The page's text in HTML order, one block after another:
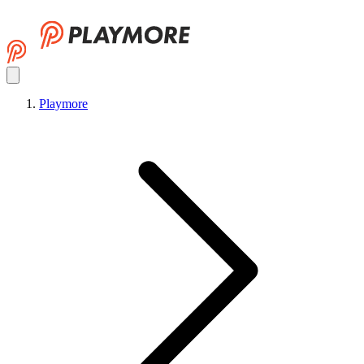
Playmore